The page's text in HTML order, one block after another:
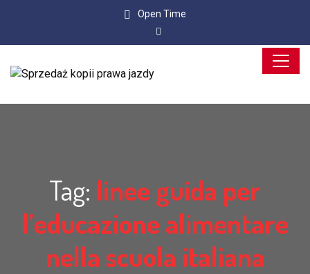
Open Time
Tag: linee guida per
l’educazione alimentare
nella scuola italiana